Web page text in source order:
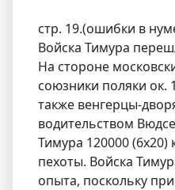
стр. 19.(ошибки в
Войска Тимура
На стороне
союзники поляки ок.
также венгерцы-
водительством
Тимура 120000
пехоты. Войска
опыта, поскольку